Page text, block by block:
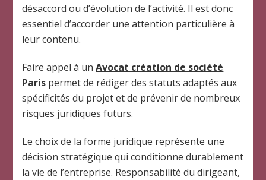
désaccord ou d’évolution de l’activité. Il est donc
essentiel d’accorder une attention particulière à
leur contenu.
Faire appel à unAvocat création de société
Paris permet de rédiger des statuts adaptés aux
spécificités du projet et de prévenir de nombreux
risques juridiques futurs.
Le choix de la forme juridique représente une
décision stratégique qui conditionne durablement
la vie de l’entreprise. Responsabilité du dirigeant,